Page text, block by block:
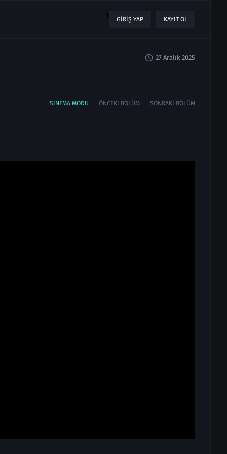
1 GIRIŞ YAP KAYIT OL
27 Aralık 2025
SINEMA MODU ÖNCEKI BÖLÜM SONRAKI BÖLÜM